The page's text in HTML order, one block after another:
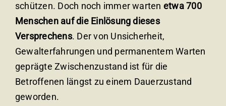
schützen. Doch noch immer warten etwa 700
Menschen auf die Einlösung dieses
Versprechens. Der von Unsicherheit,
Gewalterfahrungen und permanentem Warten
geprägte Zwischenzustand ist für die
Betroffenen längst zu einem Dauerzustand
geworden.